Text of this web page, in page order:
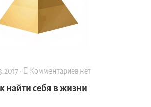
· Комментариев нет
найти себя в жизни